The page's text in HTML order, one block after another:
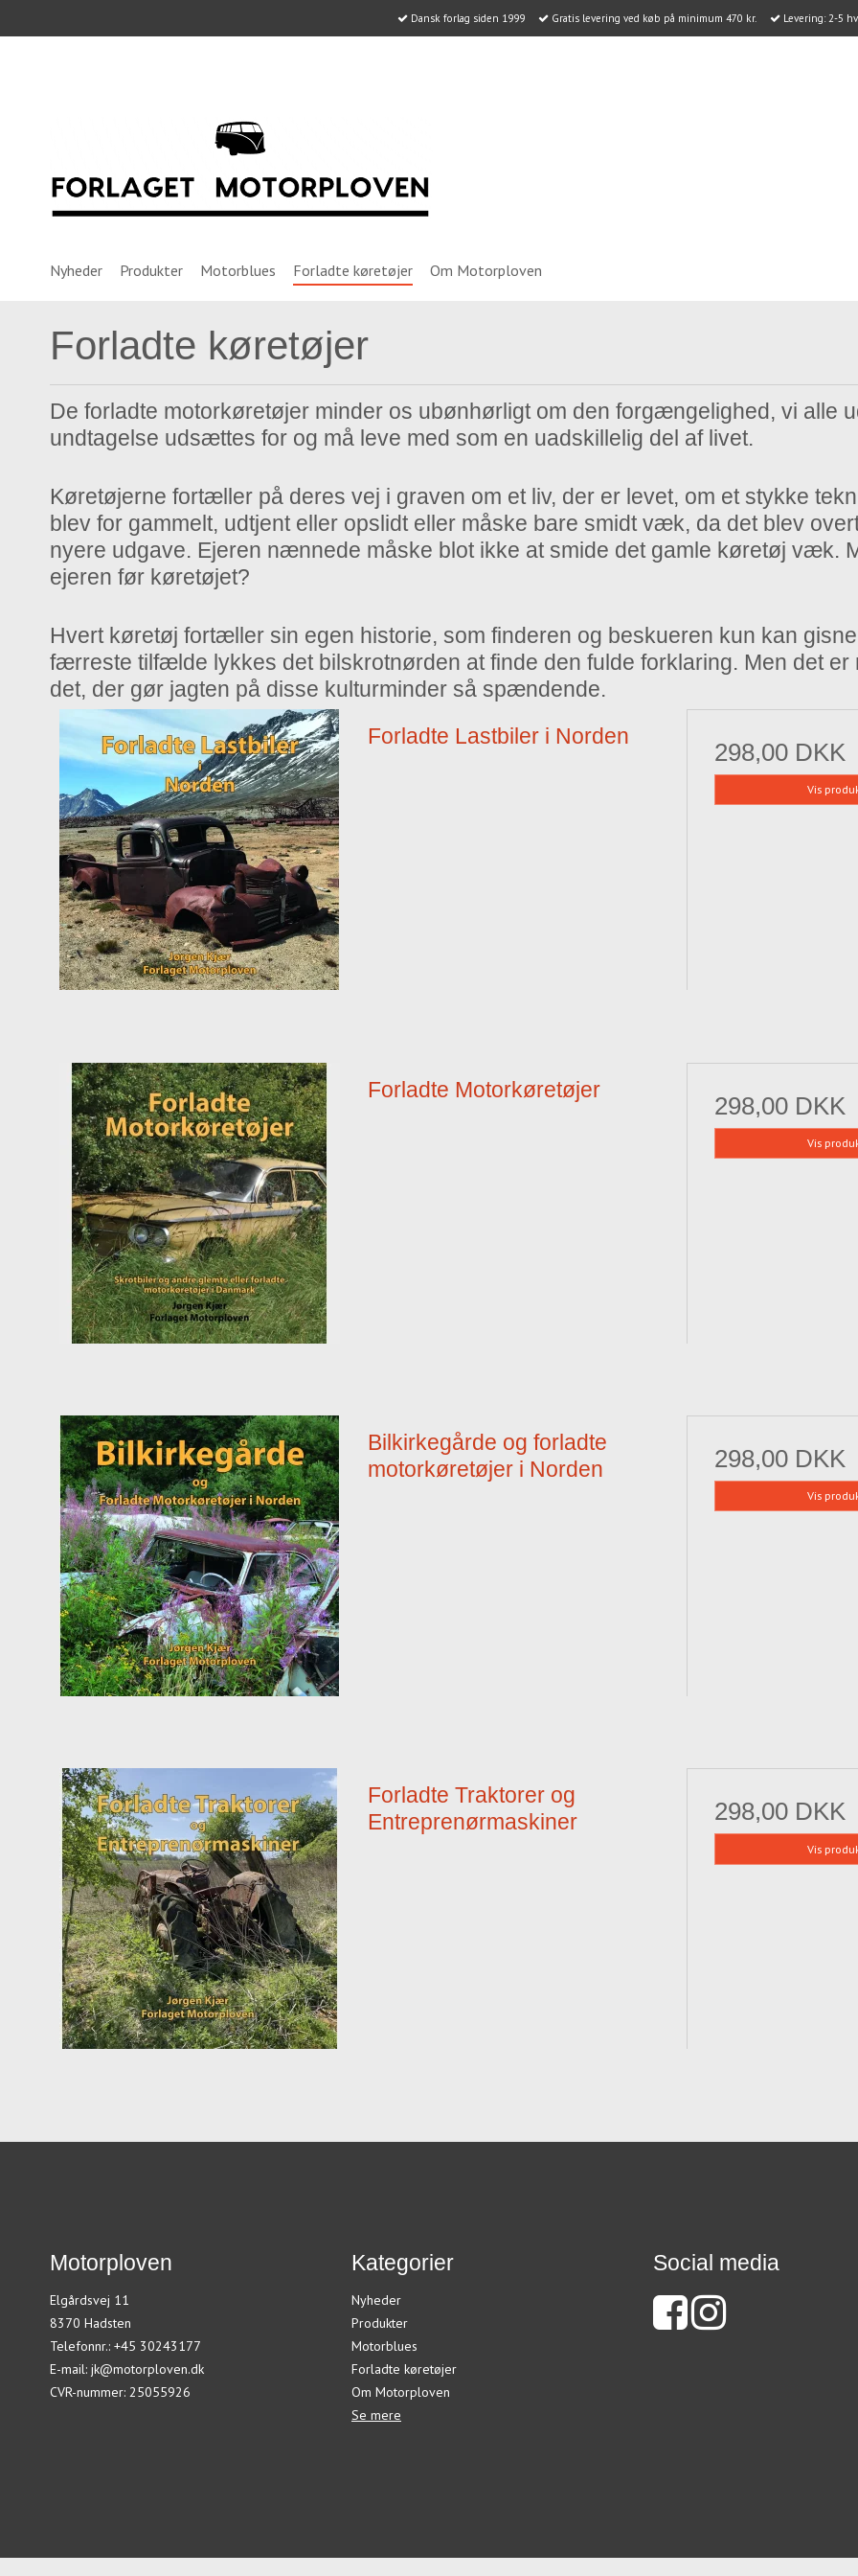
Dansk forlag siden 1999 Gratis levering ved køb på minimum 470 kr. Levering: 2-5
Nyheder Produkter Motorblues Forladte køretøjer Om Motorploven
Forladte køretøjer
De forladte motorkøretøjer minder os ubønhørligt om den forgængelighed, vi alle
undtagelse udsættes for og må leve med som en uadskillelig del af livet.
Køretøjerne fortæller på deres vej i graven om et liv, der er levet, om et stykke
blev for gammelt, udtjent eller opslidt eller måske bare smidt væk, da det blev
nyere udgave. Ejeren nænnede måske blot ikke at smide det gamle køretøj væk.
ejeren før køretøjet?
Hvert køretøj fortæller sin egen historie, som finderen og beskueren kun kan
færreste tilfælde lykkes det bilskrotnørden at finde den fulde forklaring. Men det er
det, der gør jagten på disse kulturminder så spændende.
Forladte Lastbiler i Norden
298,00 DKK
Vis
Forladte Motorkøretøjer
298,00 DKK
Vis
Bilkirkegårde og forladte
motorkøretøjer i Norden
298,00 DKK
Vis
Forladte Traktorer og
Entreprenørmaskiner
298,00 DKK
Vis
Motorploven
Elgårdsvej 11
8370 Hadsten
Telefonnr.: +45 30243177
E-mail: jk@motorploven.dk
CVR-nummer: 25055926
Kategorier
Nyheder
Produkter
Motorblues
Forladte køretøjer
Om Motorploven
Se mere
Social media